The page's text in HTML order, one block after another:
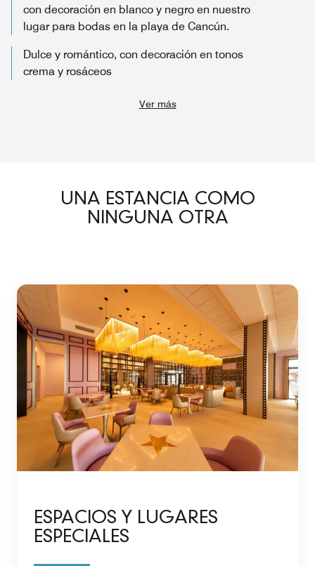
con decoración en blanco y negro en nuestro
lugar para bodas en la playa de Cancún.
Dulce y romántico, con decoración en tonos
crema y rosáceos
Ver más
UNA ESTANCIA COMO
NINGUNA OTRA
ESPACIOS Y LUGARES
ESPECIALES